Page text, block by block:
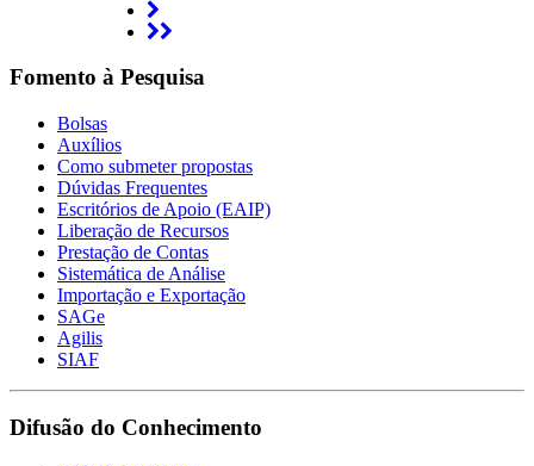
Fomento à Pesquisa
Bolsas
Auxílios
Como submeter propostas
Dúvidas Frequentes
Escritórios de Apoio (EAIP)
Liberação de Recursos
Prestação de Contas
Sistemática de Análise
Importação e Exportação
SAGe
Agilis
SIAF
Difusão do Conhecimento